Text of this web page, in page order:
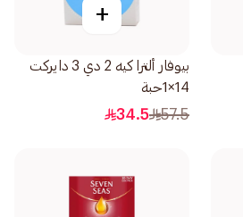
+
بيوفار ألترا كيه 2 دي 3 دايركت
14×1حبة
57.5
34.5